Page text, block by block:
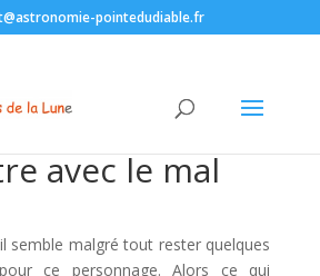
pointedudiable.fr
avec le mal
semble malgré tout rester quelques
ce personnage. Alors ce qui